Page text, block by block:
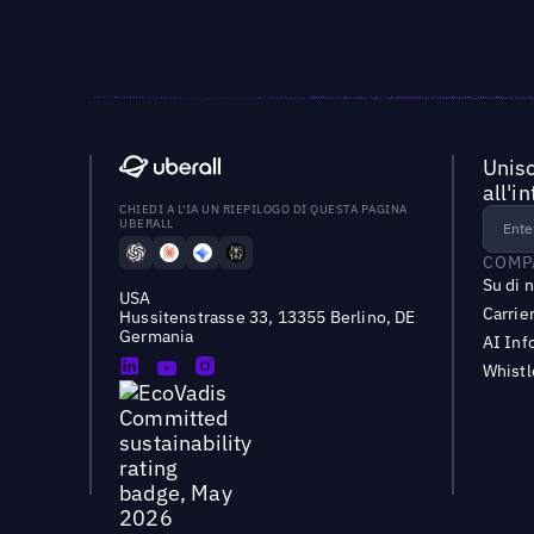
CHIEDI A L'IA UN RIEPILOGO DI QUESTA PAGINA
UBERALL
USA
Hussitenstrasse 33, 13355 Berlino, DE
Germania
Su di
AI